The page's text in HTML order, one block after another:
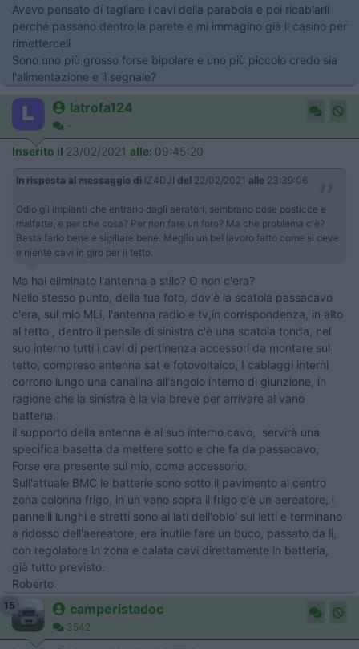
Avevo pensato di tagliare i cavi della parabola e poi ricablarli
perché passano dentro la parete e mi immagino già il casino per
rimetterceli
Sono uno più grosso forse bipolare e uno più piccolo credo sia
l'alimentazione e il segnale?
latrofa124
-
Inserito il 23/02/2021 alle: 09:45:20
In risposta al messaggio di IZ4DJI del 22/02/2021 alle 23:39:06
Odio gli impianti che entrano dagli aeratori, sembrano cose posticce e
malfatte, e per che cosa? Per non fare un foro? Ma che problema c'è?
Basta farlo bene e sigillare bene. Meglio un bel lavoro fatto come si deve
e niente cavi in giro per il tetto.
Ma hai eliminato l'antenna a stilo? O non c'era?
Nello stesso punto, della tua foto, dov'è la scatola passacavo
c'era, sul mio MLi, l'antenna radio e tv,in corrispondenza, in alto
al tetto , dentro il pensile di sinistra c'è una scatola tonda, nel
suo interno tutti i cavi di pertinenza accessori da montare sul
tetto, compreso antenna sat e fotovoltaico, I cablaggi interni
corrono lungo una canalina all'angolo interno di giunzione, in
ragione che la sinistra è la via breve per arrivare al vano
batteria.
il supporto della antenna è al suo interno cavo, servirà una
specifica basetta da mettere sotto e che fa da passacavo,
Forse era presente sul mio, come accessorio.
Sull'attuale BMC le batterie sono sotto il pavimento al centro
zona colonna frigo, in un vano sopra il frigo c'è un aereatore, i
pannelli lunghi e stretti sono ai lati dell'oblo' sui letti e terminano
a ridosso dell'aereatore, era inutile fare un buco, passato da lì,
con regolatore in zona e calata cavi direttamente in batteria,
già tutto previsto.
Roberto
15 camperistadoc
3542